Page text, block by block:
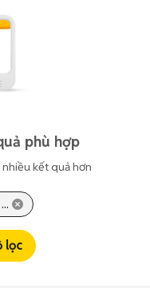
phù hợp
kết quả hơn
lọc